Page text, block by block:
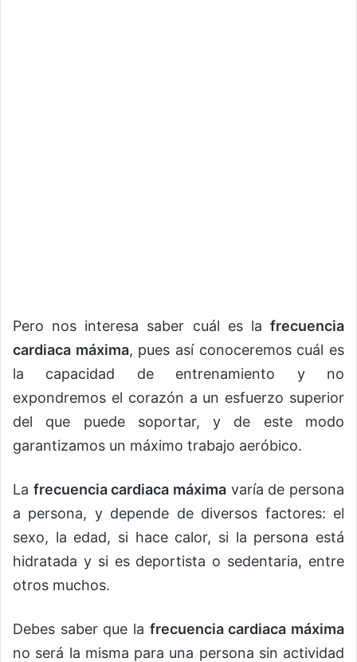
Pero nos interesa saber cuál es la frecuencia
cardiaca máxima, pues así conoceremos cuál es
la capacidad de entrenamiento y no
expondremos el corazón a un esfuerzo superior
del que puede soportar, y de este modo
garantizamos un máximo trabajo aeróbico.
La frecuencia cardiaca máxima varía de persona
a persona, y depende de diversos factores: el
sexo, la edad, si hace calor, si la persona está
hidratada y si es deportista o sedentaria, entre
otros muchos.
Debes saber que la frecuencia cardiaca máxima
no será la misma para una persona sin actividad